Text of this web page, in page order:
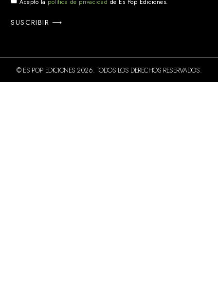
Acepto la política de privacidad de Es Pop Ediciones.
SUSCRIBIR ⟶
© ES POP EDICIONES 2026. TODOS LOS DERECHOS RESERVADOS.